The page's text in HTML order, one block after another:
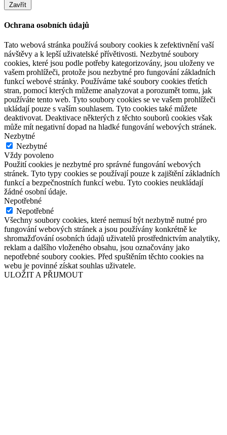
Zavřít
Ochrana osobních údajů
Tato webová stránka používá soubory cookies k zefektivnění vaší
návštěvy a k lepší uživatelské přívětivosti. Nezbytné soubory
cookies, které jsou podle potřeby kategorizovány, jsou uloženy ve
vašem prohlížeči, protože jsou nezbytné pro fungování základních
funkcí webové stránky. Používáme také soubory cookies třetích
stran, pomocí kterých můžeme analyzovat a porozumět tomu, jak
používáte tento web. Tyto soubory cookies se ve vašem prohlížeči
ukládají pouze s vaším souhlasem. Tyto cookies také můžete
deaktivovat. Deaktivace některých z těchto souborů cookies však
může mít negativní dopad na hladké fungování webových stránek.
Nezbytné
Nezbytné
Vždy povoleno
Použití cookies je nezbytné pro správné fungování webových
stránek. Tyto typy cookies se používají pouze k zajištění základních
funkcí a bezpečnostních funkcí webu. Tyto cookies neukládají
žádné osobní údaje.
Nepotřebné
Nepotřebné
Všechny soubory cookies, které nemusí být nezbytně nutné pro
fungování webových stránek a jsou používány konkrétně ke
shromažďování osobních údajů uživatelů prostřednictvím analytiky,
reklam a dalšího vloženého obsahu, jsou označovány jako
nepotřebné soubory cookies. Před spuštěním těchto cookies na
webu je povinné získat souhlas uživatele.
ULOŽIT A PŘIJMOUT